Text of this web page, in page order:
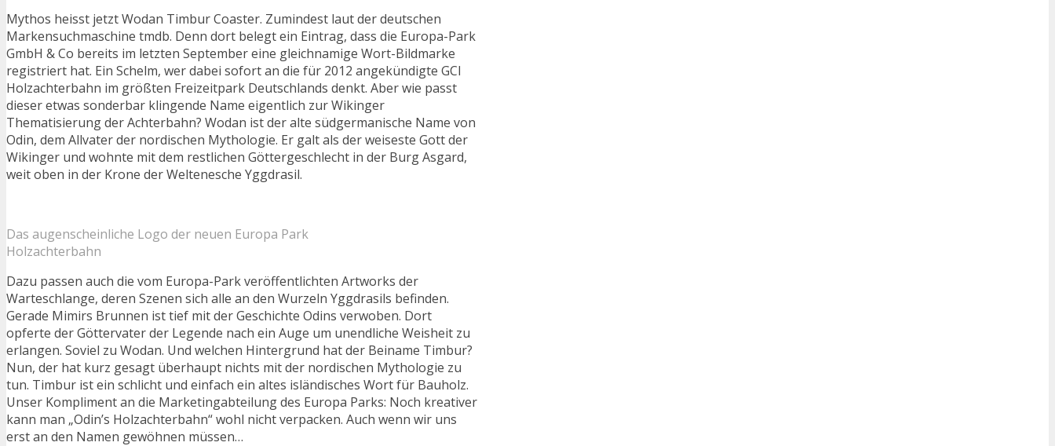
Mythos heisst jetzt Wodan Timbur Coaster. Zumindest laut der deutschen
Markensuchmaschine tmdb. Denn dort belegt ein Eintrag, dass die Europa-Park
GmbH & Co bereits im letzten September eine gleichnamige Wort-Bildmarke
registriert hat. Ein Schelm, wer dabei sofort an die für 2012 angekündigte GCI
Holzachterbahn im größten Freizeitpark Deutschlands denkt. Aber wie passt
dieser etwas sonderbar klingende Name eigentlich zur Wikinger
Thematisierung der Achterbahn? Wodan ist der alte südgermanische Name von
Odin, dem Allvater der nordischen Mythologie. Er galt als der weiseste Gott der
Wikinger und wohnte mit dem restlichen Göttergeschlecht in der Burg Asgard,
weit oben in der Krone der Weltenesche Yggdrasil.
Das augenscheinliche Logo der neuen Europa Park
Holzachterbahn
Dazu passen auch die vom Europa-Park veröffentlichten Artworks der
Warteschlange, deren Szenen sich alle an den Wurzeln Yggdrasils befinden.
Gerade Mimirs Brunnen ist tief mit der Geschichte Odins verwoben. Dort
opferte der Göttervater der Legende nach ein Auge um unendliche Weisheit zu
erlangen. Soviel zu Wodan. Und welchen Hintergrund hat der Beiname Timbur?
Nun, der hat kurz gesagt überhaupt nichts mit der nordischen Mythologie zu
tun. Timbur ist ein schlicht und einfach ein altes isländisches Wort für Bauholz.
Unser Kompliment an die Marketingabteilung des Europa Parks: Noch kreativer
kann man „Odin’s Holzachterbahn“ wohl nicht verpacken. Auch wenn wir uns
erst an den Namen gewöhnen müssen…